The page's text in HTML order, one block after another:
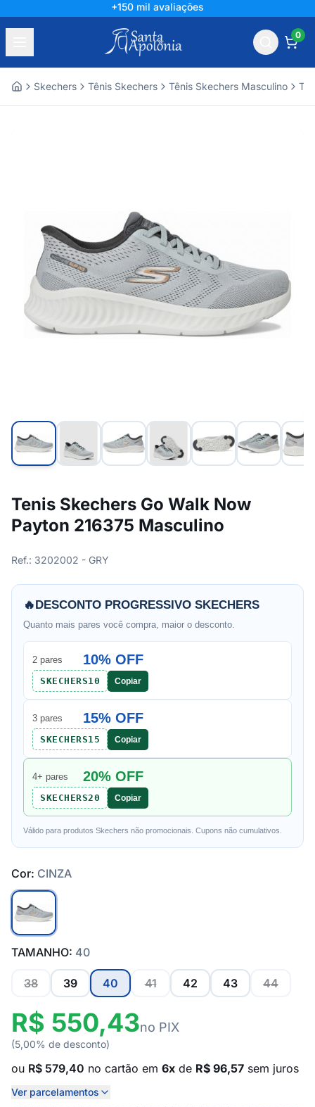
+150 mil avaliações
0
Skechers Tênis Skechers Tênis Skechers Masculino
Tenis Skechers Go Walk Now
Payton 216375 Masculino
Ref.: 3202002 - GRY
🔥DESCONTO PROGRESSIVO SKECHERS
Quanto mais pares você compra, maior o desconto.
2 pares 10% OFF
SKECHERS10 Copiar
3 pares 15% OFF
SKECHERS15 Copiar
4+ pares 20% OFF
SKECHERS20 Copiar
Válido para produtos Skechers não promocionais. Cupons não cumulativos.
Cor: CINZA
TAMANHO: 40
38 39 40 41 42 43 44
R$ 550,43no PIX
(5,00% de desconto)
ou R$ 579,40 no cartão em 6x de R$ 96,57 sem juros
Ver parcelamentos